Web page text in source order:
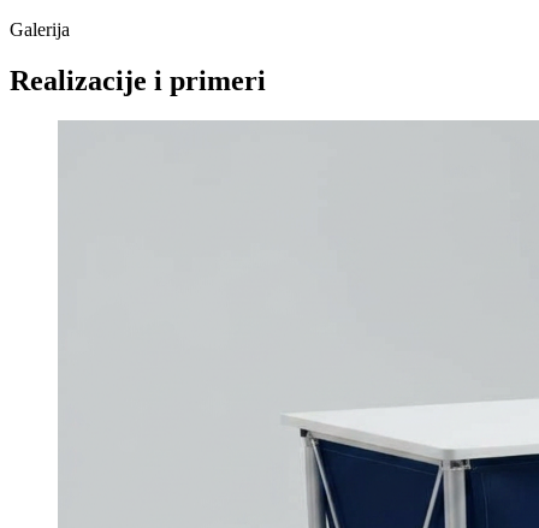
Galerija
Realizacije i primeri